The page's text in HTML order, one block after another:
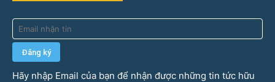
Hãy nhập Email của bạn để nhận được những tin tức hữu